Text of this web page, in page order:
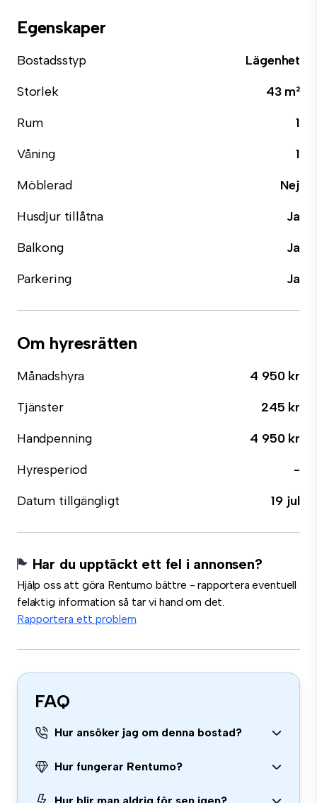
Egenskaper
Bostadsstyp
Lägenhet
Storlek
43 m²
Rum
1
Våning
1
Möblerad
Nej
Husdjur tillåtna
Ja
Balkong
Ja
Parkering
Ja
Om hyresrätten
Månadshyra
4 950 kr
Tjänster
245 kr
Handpenning
4 950 kr
Hyresperiod
-
Datum tillgängligt
19 jul
Har du upptäckt ett fel i annonsen?
Hjälp oss att göra Rentumo bättre - rapportera eventuell
felaktig information så tar vi hand om det.
Rapportera ett problem
FAQ
Hur ansöker jag om denna bostad?
Hur fungerar Rentumo?